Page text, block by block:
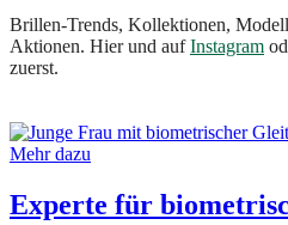
Brillen-Trends, Kollektionen,
Aktionen. Hier und aufInstagram
zuerst.
Mehr dazu
Experte für